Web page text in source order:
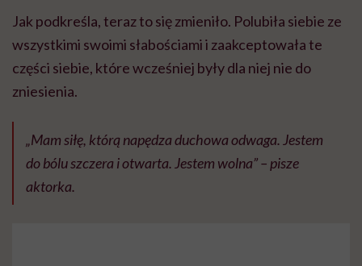
Jak podkreśla, teraz to się zmieniło. Polubiła siebie ze
wszystkimi swoimi słabościami i zaakceptowała te
części siebie, które wcześniej były dla niej nie do
zniesienia.
„Mam siłę, którą napędza duchowa odwaga. Jestem
do bólu szczera i otwarta. Jestem wolna” – pisze
aktorka.